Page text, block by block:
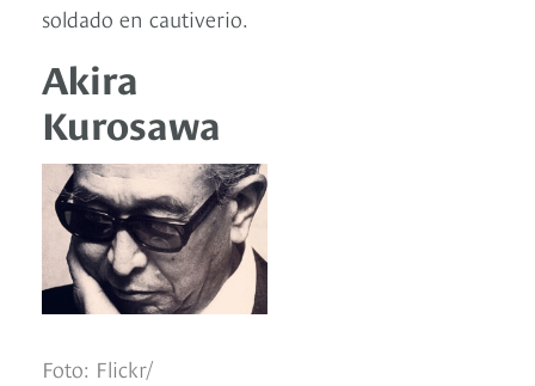
soldado en cautiverio.
Akira
Kurosawa
Foto: Flickr/